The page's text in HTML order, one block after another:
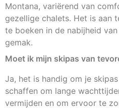
Montana, variërend van
gezellige chalets. Het is aan
te boeken in de nabijheid
gemak.
Moet ik mijn skipas van
Ja, het is handig om je
schaffen om lange
vermijden en om ervoor te